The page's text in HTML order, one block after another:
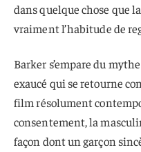
dans quelque chose que
vraiment l’habitude de
Barker s’empare du
exaucé qui se retourne
film résolument
consentement, la
façon dont un garçon